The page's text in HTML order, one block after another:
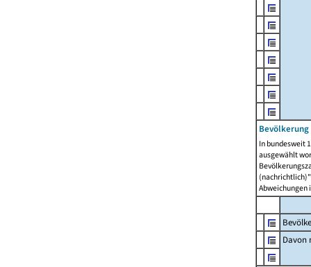
In bundesweit
ausgewählt
Abweichungen
Davon